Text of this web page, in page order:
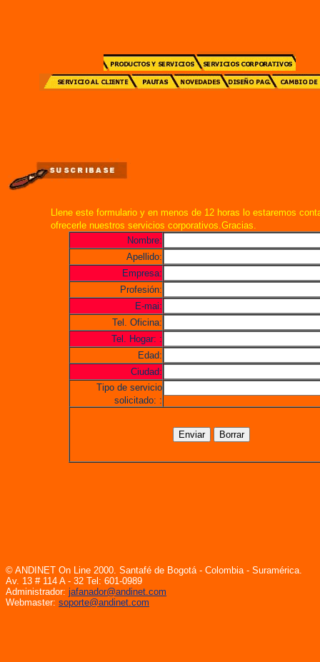
Llene este formulario y en menos de 12 horas lo estaremos
ofrecerle nuestros servicios corporativos.Gracias.
Nombre:
Apellido:
Empresa:
Profesión:
E-mai:
Tel. Oficina:
Tel. Hogar: :
Edad:
Ciudad:
Tipo de servicio
solicitado: :
© ANDINET On Line 2000. Santafé de Bogotá - Colombia - Suramérica.
Av. 13 # 114 A - 32 Tel: 601-0989
Administrador: jafanador@andinet.com
Webmaster: soporte@andinet.com